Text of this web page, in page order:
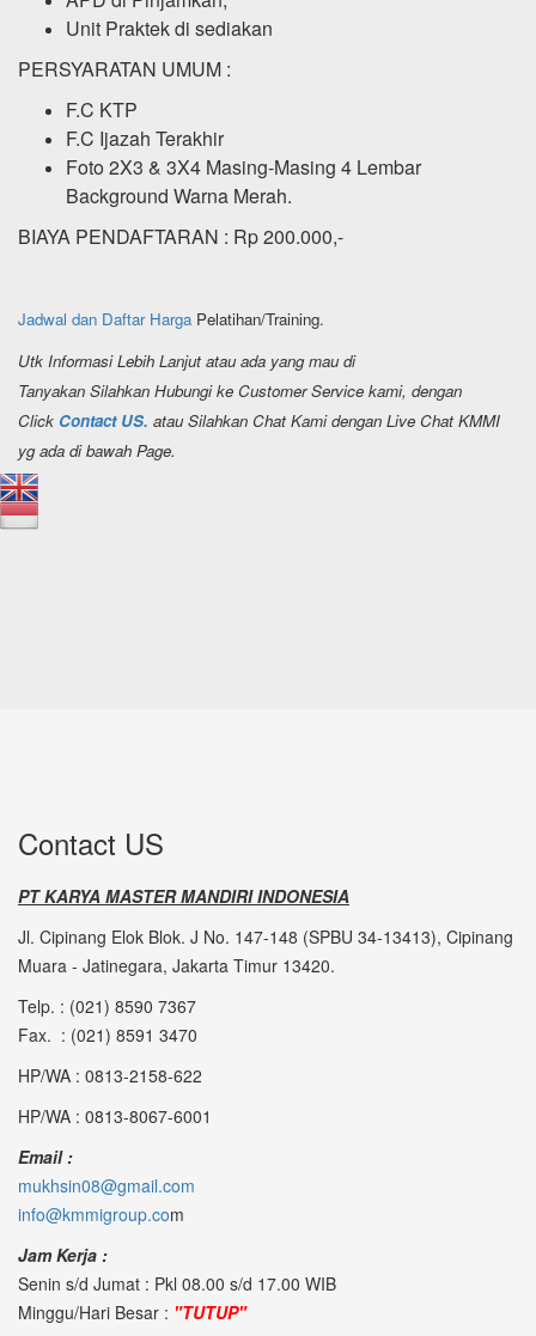
Unit Praktek di sediakan
PERSYARATAN UMUM :
F.C KTP
F.C Ijazah Terakhir
Foto 2X3 & 3X4 Masing-Masing 4 Lembar
Background Warna Merah.
BIAYA PENDAFTARAN : Rp 200.000,-
Jadwal dan Daftar Harga Pelatihan/Training.
Utk Informasi Lebih Lanjut atau ada yang mau di
Tanyakan Silahkan Hubungi ke Customer Service kami, dengan
Click Contact US. atau Silahkan Chat Kami dengan Live Chat KMMI
yg ada di bawah Page.
Contact US
PT KARYA MASTER MANDIRI INDONESIA
Jl. Cipinang Elok Blok. J No. 147-148 (SPBU 34-13413), Cipinang
Muara - Jatinegara, Jakarta Timur 13420.
Telp. : (021) 8590 7367
Fax. : (021) 8591 3470
HP/WA : 0813-2158-622
HP/WA : 0813-8067-6001
Email :
mukhsin08@gmail.com
info@kmmigroup.com
Jam Kerja :
Senin s/d Jumat : Pkl 08.00 s/d 17.00 WIB
Minggu/Hari Besar : "TUTUP"